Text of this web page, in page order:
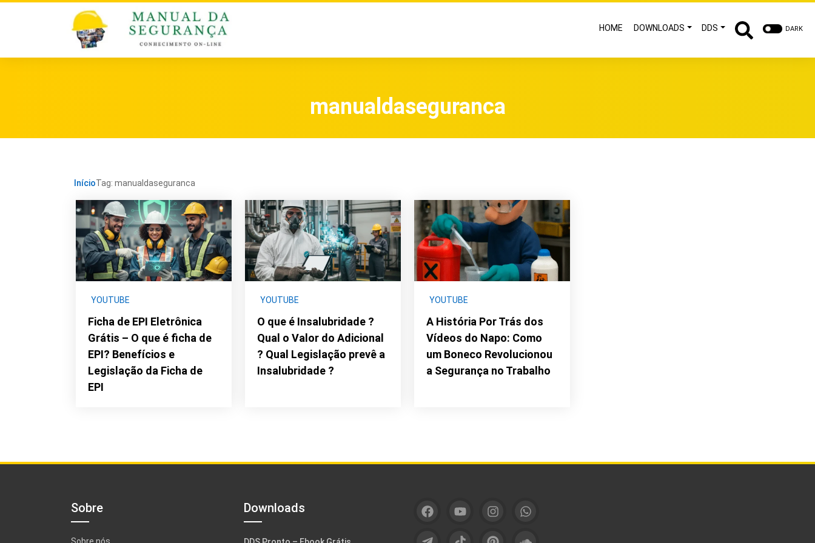
HOME DOWNLOADS DDS DARK
manualdaseguranca
InícioTag: manualdaseguranca
YOUTUBE
Ficha de EPI Eletrônica
Grátis – O que é ficha de
EPI? Benefícios e
Legislação da Ficha de
EPI
YOUTUBE
O que é Insalubridade ?
Qual o Valor do Adicional
? Qual Legislação prevê a
Insalubridade ?
YOUTUBE
A História Por Trás dos
Vídeos do Napo: Como
um Boneco Revolucionou
a Segurança no Trabalho
Sobre Downloads